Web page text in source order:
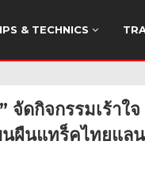
& TECHNICS
จัดกิจกรรมเร้าใ
ผืนแทร็คไทยแล